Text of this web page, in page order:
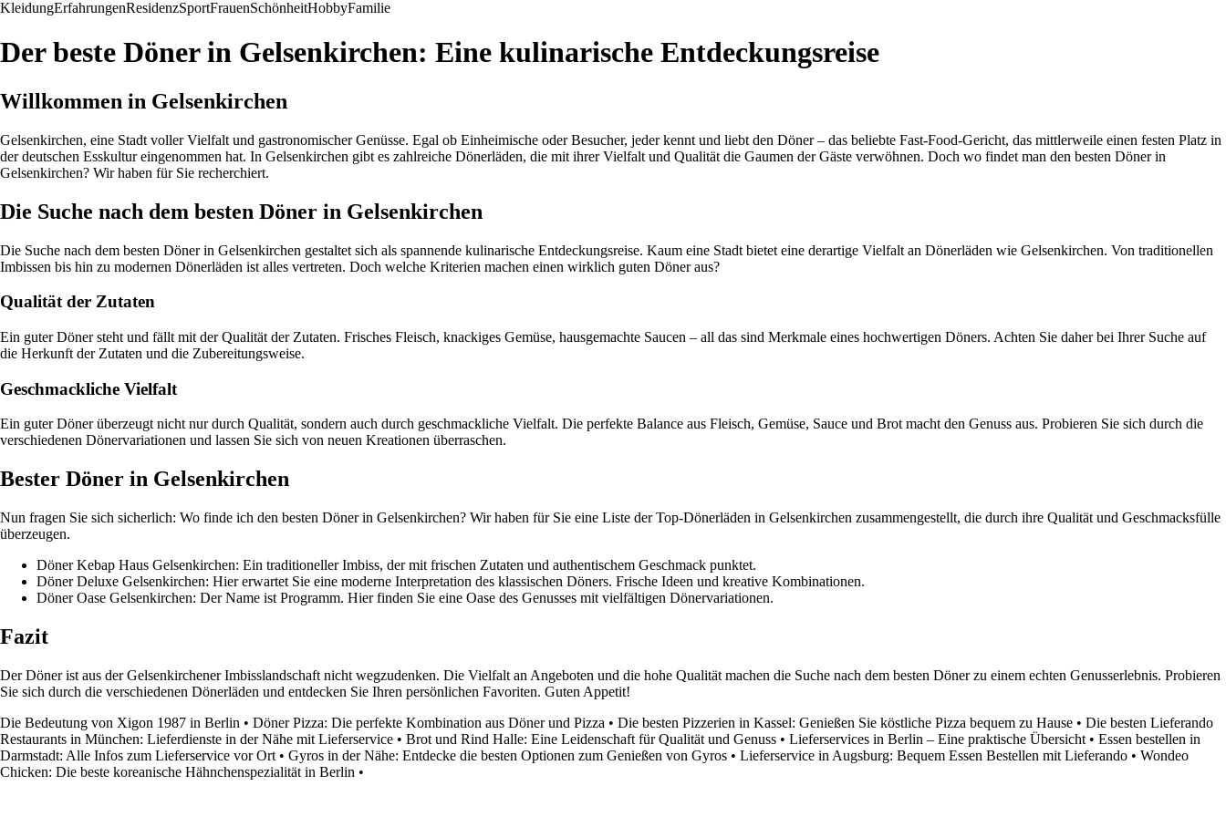
KleidungErfahrungenResidenzSportFrauenSchönheitHobbyFamilie
Der beste Döner in Gelsenkirchen: Eine kulinarische Entdeckungsreise
Willkommen in Gelsenkirchen
Gelsenkirchen, eine Stadt voller Vielfalt und gastronomischer Genüsse. Egal ob Einheimische oder Besucher, jeder kennt und liebt den Döner – das beliebte Fast-Food-Gericht, das mittlerweile einen festen Platz in
der deutschen Esskultur eingenommen hat. In Gelsenkirchen gibt es zahlreiche Dönerläden, die mit ihrer Vielfalt und Qualität die Gaumen der Gäste verwöhnen. Doch wo findet man den besten Döner in
Gelsenkirchen? Wir haben für Sie recherchiert.
Die Suche nach dem besten Döner in Gelsenkirchen
Die Suche nach dem besten Döner in Gelsenkirchen gestaltet sich als spannende kulinarische Entdeckungsreise. Kaum eine Stadt bietet eine derartige Vielfalt an Dönerläden wie Gelsenkirchen. Von traditionellen
Imbissen bis hin zu modernen Dönerläden ist alles vertreten. Doch welche Kriterien machen einen wirklich guten Döner aus?
Qualität der Zutaten
Ein guter Döner steht und fällt mit der Qualität der Zutaten. Frisches Fleisch, knackiges Gemüse, hausgemachte Saucen – all das sind Merkmale eines hochwertigen Döners. Achten Sie daher bei Ihrer Suche auf
die Herkunft der Zutaten und die Zubereitungsweise.
Geschmackliche Vielfalt
Ein guter Döner überzeugt nicht nur durch Qualität, sondern auch durch geschmackliche Vielfalt. Die perfekte Balance aus Fleisch, Gemüse, Sauce und Brot macht den Genuss aus. Probieren Sie sich durch die
verschiedenen Dönervariationen und lassen Sie sich von neuen Kreationen überraschen.
Bester Döner in Gelsenkirchen
Nun fragen Sie sich sicherlich: Wo finde ich den besten Döner in Gelsenkirchen? Wir haben für Sie eine Liste der Top-Dönerläden in Gelsenkirchen zusammengestellt, die durch ihre Qualität und Geschmacksfülle
überzeugen.
Döner Kebap Haus Gelsenkirchen: Ein traditioneller Imbiss, der mit frischen Zutaten und authentischem Geschmack punktet.
Döner Deluxe Gelsenkirchen: Hier erwartet Sie eine moderne Interpretation des klassischen Döners. Frische Ideen und kreative Kombinationen.
Döner Oase Gelsenkirchen: Der Name ist Programm. Hier finden Sie eine Oase des Genusses mit vielfältigen Dönervariationen.
Fazit
Der Döner ist aus der Gelsenkirchener Imbisslandschaft nicht wegzudenken. Die Vielfalt an Angeboten und die hohe Qualität machen die Suche nach dem besten Döner zu einem echten Genusserlebnis. Probieren
Sie sich durch die verschiedenen Dönerläden und entdecken Sie Ihren persönlichen Favoriten. Guten Appetit!
Die Bedeutung von Xigon 1987 in Berlin • Döner Pizza: Die perfekte Kombination aus Döner und Pizza • Die besten Pizzerien in Kassel: Genießen Sie köstliche Pizza bequem zu Hause • Die besten Lieferando
Restaurants in München: Lieferdienste in der Nähe mit Lieferservice • Brot und Rind Halle: Eine Leidenschaft für Qualität und Genuss • Lieferservices in Berlin – Eine praktische Übersicht • Essen bestellen in
Darmstadt: Alle Infos zum Lieferservice vor Ort • Gyros in der Nähe: Entdecke die besten Optionen zum Genießen von Gyros • Lieferservice in Augsburg: Bequem Essen Bestellen mit Lieferando • Wondeo
Chicken: Die beste koreanische Hähnchenspezialität in Berlin •